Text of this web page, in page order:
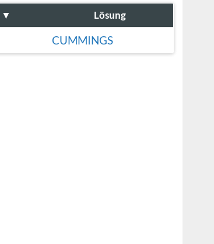
▼ Lösung
CUMMINGS